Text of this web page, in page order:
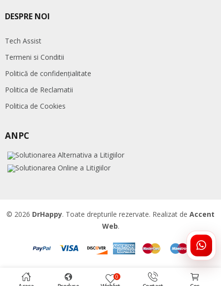
0
DESPRE NOI
Tech Assist
Termeni si Conditii
Politică de confidențialitate
Politica de Reclamatii
Politica de Cookies
ANPC
© 2026 DrHappy. Toate drepturile rezervate. Realizat de Accent
Web.